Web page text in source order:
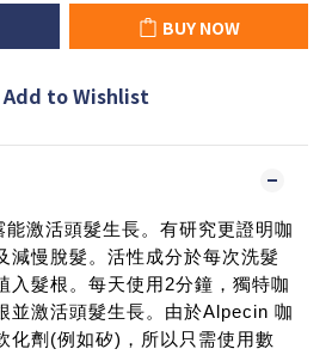
BUY NOW
Add to Wishlist
激活頭髮生長。有研究更證明咖
減慢脫髮。活性成分於每次洗髮
入髮根。每天使用2分鐘，獨特咖
並激活頭髮生長。由於Alpecin 咖
化劑(例如矽)，所以只需使用數